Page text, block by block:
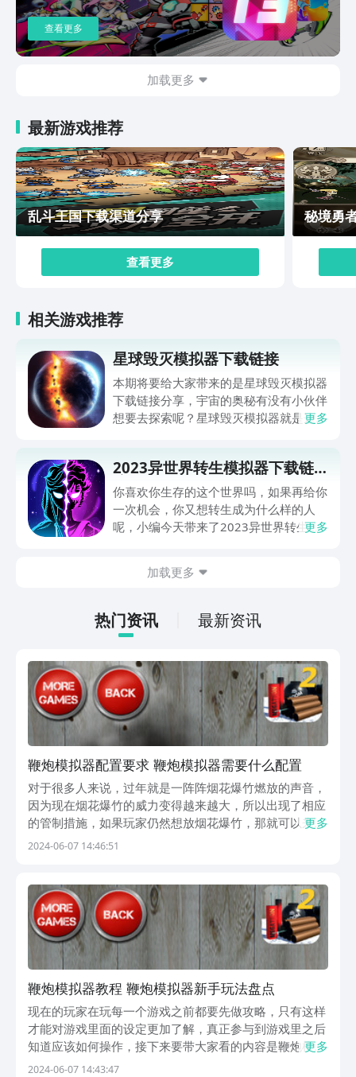
已经分享给大家了，其实这款游戏在上手的过程当中应该
会带领不少玩家回到童年时的过年回忆当中，快进入游戏
里引燃鞭炮，完成更多美好的童年回忆吧。如果你还有其
他想要了解的方面，可以继续关注豌豆荚APP。
查看更多
加载更多
最新游戏推荐
乱斗王国下载渠道分享
查看更多
秘境勇
相关游戏推荐
星球毁灭模拟器下载链接
本期将要给大家带来的是星球毁灭模拟器
下载链接分享，宇宙的奥秘有没有小伙伴
想要去探索呢？星球毁灭模拟器就是这么
的小伙伴可以与小编一起往下看。
更多
2023异世界转生模拟器下载链
接分享
你喜欢你生存的这个世界吗，如果再给你
一次机会，你又想转生成为什么样的人
呢，小编今天带来了2023异世界转生模
快来尝试一下吧。
更多
加载更多
热门资讯 最新资讯
鞭炮模拟器配置要求 鞭炮模拟器需要什么配置
对于很多人来说，过年就是一阵阵烟花爆竹燃放的声音，
因为现在烟花爆竹的威力变得越来越大，所以出现了相应
的管制措施，如果玩家仍然想放烟花爆竹，那就可以来尝
试一下这个游戏，鞭炮模拟器配置要求在下面会给大家介
看...
更多
2024-06-07 14:46:51
鞭炮模拟器教程 鞭炮模拟器新手玩法盘点
现在的玩家在玩每一个游戏之前都要先做攻略，只有这样
才能对游戏里面的设定更加了解，真正参与到游戏里之后
知道应该如何操作，接下来要带大家看的内容是鞭炮模拟
器攻略，这是一个设定非常逼真并且充满趣味性的游戏，
更多
2024-06-07 14:43:47